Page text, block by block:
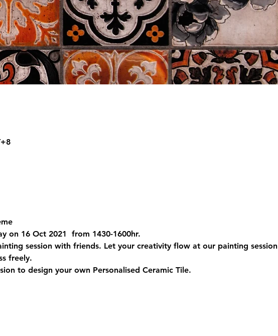
on 16 Oct 2021  from 1430-1600hr.
session with friends. Let your creativity flow at our painting session
freely.
to design your own Personalised Ceramic Tile.